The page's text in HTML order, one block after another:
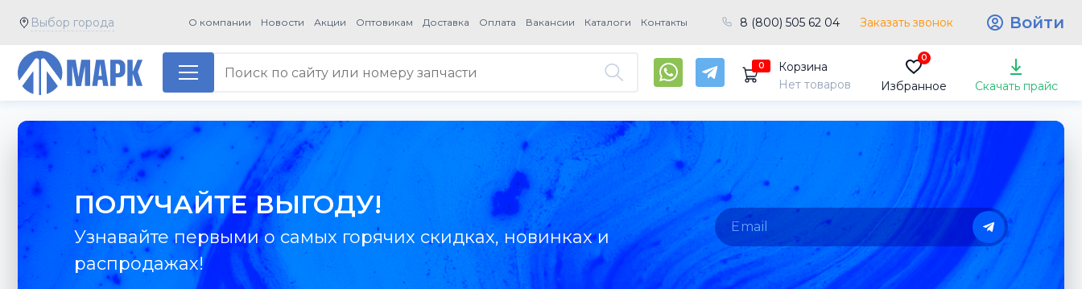
Выбор города О компании Новости Акции Оптовикам Доставка Оплата Вакансии Каталоги Контакты 8 (800) 505 62 04 Заказать звонок Войти
0
Корзина
Нет товаров
0
Избранное Скачать прайс
ПОЛУЧАЙТЕ ВЫГОДУ!
Узнавайте первыми о самых горячих скидках, новинках и
распродажах!